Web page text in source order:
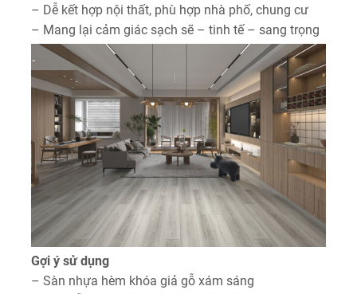
– Dễ kết hợp nội thất, phù hợp nhà phố, chung cư
– Mang lại cảm giác sạch sẽ – tinh tế – sang trọng
Gợi ý sử dụng
– Sàn nhựa hèm khóa giả gỗ xám sáng